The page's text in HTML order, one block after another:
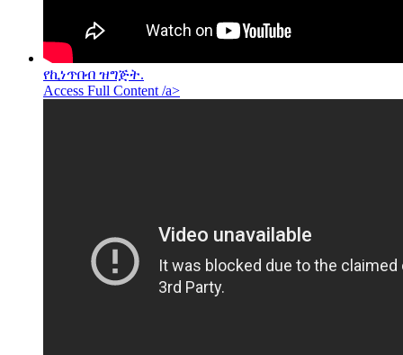
የኪነጥበብ ዝግጅት.
Access Full Content /a>